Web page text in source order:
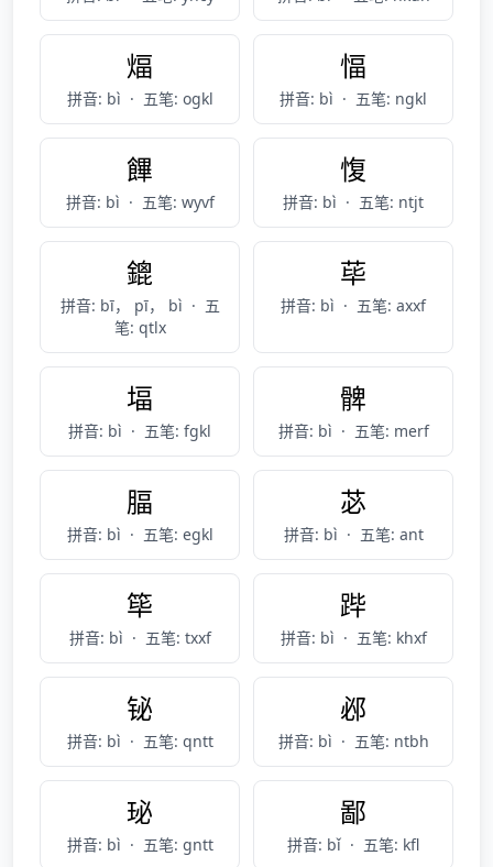
煏
拼音: bì · 五笔: ogkl
愊
拼音: bì · 五笔: ngkl
饆
拼音: bì · 五笔: wyvf
愎
拼音: bì · 五笔: ntjt
鎞
拼音: bī， pī， bì · 五
笔: qtlx
荜
拼音: bì · 五笔: axxf
堛
拼音: bì · 五笔: fgkl
髀
拼音: bì · 五笔: merf
腷
拼音: bì · 五笔: egkl
苾
拼音: bì · 五笔: ant
筚
拼音: bì · 五笔: txxf
跸
拼音: bì · 五笔: khxf
铋
拼音: bì · 五笔: qntt
邲
拼音: bì · 五笔: ntbh
珌
拼音: bì · 五笔: gntt
鄙
拼音: bǐ · 五笔: kfl